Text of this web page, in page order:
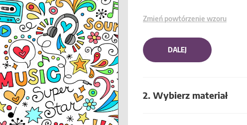
Zmień powtórzenie wzoru
DALEJ
2. Wybierz materiał